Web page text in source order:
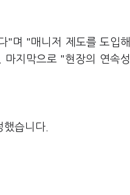
"며 "매니저 제도를 도입해
지막으로 "현장의 연속성
습니다.